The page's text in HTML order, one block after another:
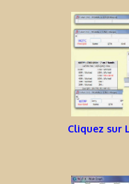
Cliquez sur